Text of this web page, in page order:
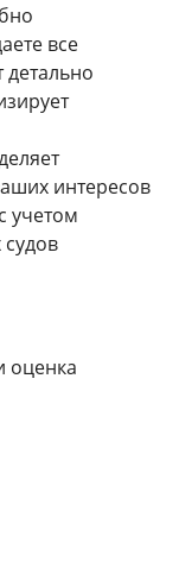
все
интересов
учетом
оценка